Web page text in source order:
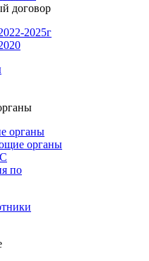
договор
2025г
органы
органы
по